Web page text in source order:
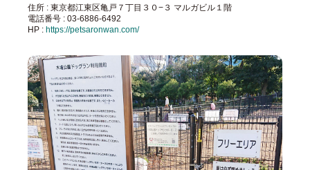
住所 : 東京都江東区亀戸７丁目３０−３ マルガビル１階
電話番号 : 03-6886-6492
HP :https://petsaronwan.com/